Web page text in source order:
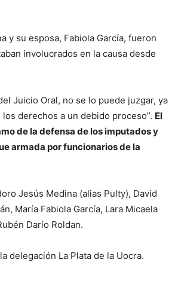
y su esposa, Fabiola García, fueron
involucrados en la causa desde
Juicio Oral, no se lo puede juzgar, ya
derechos a un debido proceso”. El
de la defensa de los imputados y
armada por funcionarios de la
Jesús Medina (alias Pulty), David
María Fabiola García, Lara Micaela
Darío Roldan.
delegación La Plata de la Uocra.